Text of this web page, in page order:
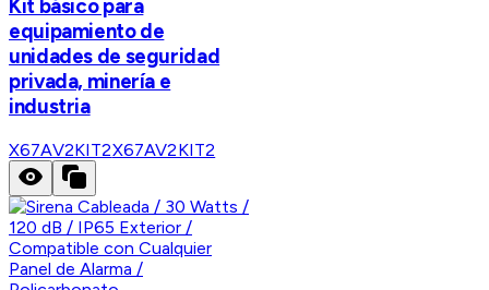
Kit básico para
equipamiento de
unidades de seguridad
privada, minería e
industria
X67AV2KIT2X67AV2KIT2